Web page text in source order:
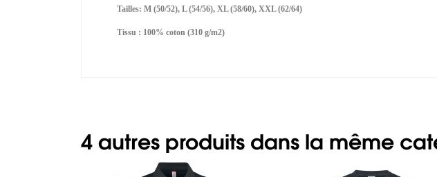
Tailles: M (50/52), L (54/56), XL (58/60), XXL (62/64)
Tissu : 100% coton (310 g/m2)
4 autres produits dans la même